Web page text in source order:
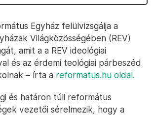
Egyház felülvizsgálja a
Világközösségében (REV)
amit a a REV ideológiai
és az érdemi teológiai párbeszéd
– írta a reformatus.hu oldal.
és határon túli református
vezetői sérelmezik, hogy a